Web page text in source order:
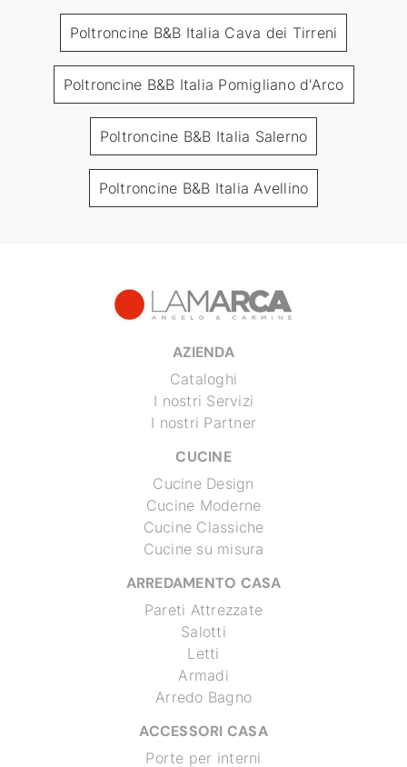
Poltroncine B&B Italia Cava dei Tirreni
Poltroncine B&B Italia Pomigliano d'Arco
Poltroncine B&B Italia Salerno
Poltroncine B&B Italia Avellino
AZIENDA
Cataloghi
I nostri Servizi
I nostri Partner
CUCINE
Cucine Design
Cucine Moderne
Cucine Classiche
Cucine su misura
ARREDAMENTO CASA
Pareti Attrezzate
Salotti
Letti
Armadi
Arredo Bagno
ACCESSORI CASA
Porte per interni